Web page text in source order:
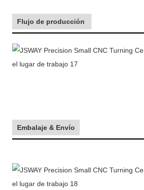
Flujo de producción
Embalaje & Envío